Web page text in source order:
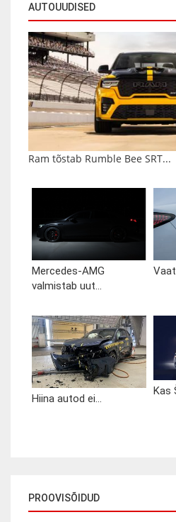
AUTOUUDISED
Ram tõstab Rumble Bee SRT...
Mercedes-AMG
valmistab uut...
Hiina autod ei...
Kas
PROOVISÕIDUD